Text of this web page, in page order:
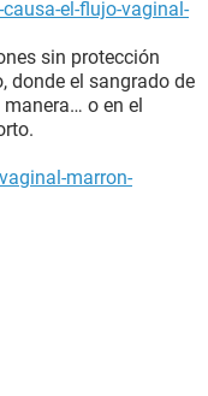
el-flujo-vaginal-
sin protección
donde el sangrado de
o en el
marron-